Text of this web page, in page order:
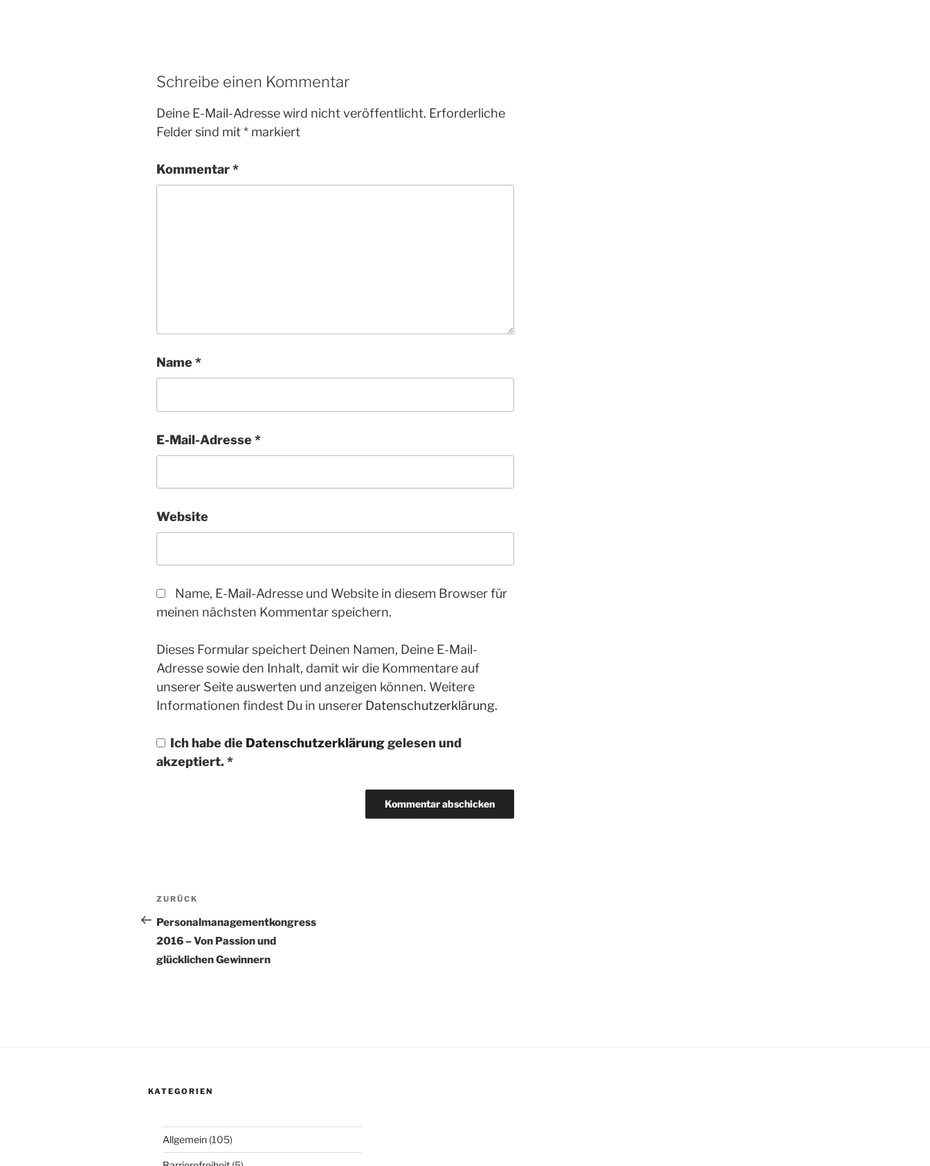
Schreibe einen Kommentar
Deine E-Mail-Adresse wird nicht veröffentlicht. Erforderliche
Felder sind mit* markiert
Kommentar*
Name *
E-Mail-Adresse *
Website
Name, E-Mail-Adresse und Website in diesem Browser für
meinen nächsten Kommentar speichern.
Dieses Formular speichert Deinen Namen, Deine E-Mail-
Adresse sowie den Inhalt, damit wir die Kommentare auf
unserer Seite auswerten und anzeigen können. Weitere
Informationen findest Du in unserer Datenschutzerklärung.
Ich habe die Datenschutzerklärunggelesen und
akzeptiert. *
Beitragsnavigation
Vorheriger
Beitrag
ZURÜCK
Personalmanagementkongress
2016 – Von Passion und
glücklichen Gewinnern
KATEGORIEN
Allgemein (105)